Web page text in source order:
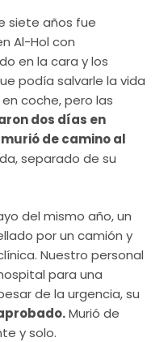
siete años fue
Al-Hol con
en la cara y los
podía salvarle la vida
coche, pero las
dos días en
murió de camino al
separado de su
del mismo año, un
por un camión y
Nuestro personal
para una
de la urgencia, su
Murió de
y solo.